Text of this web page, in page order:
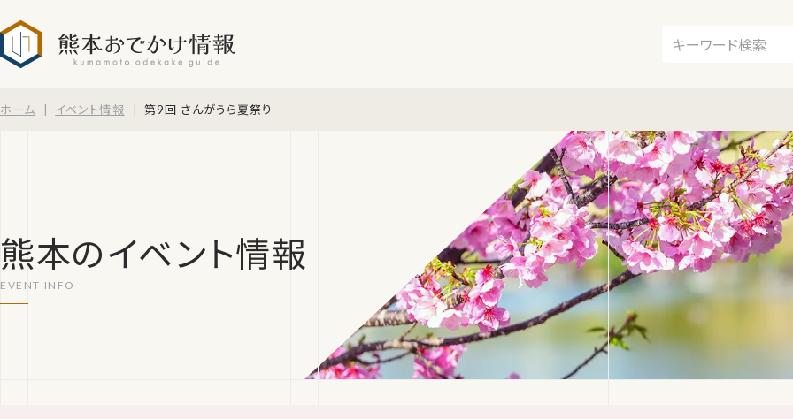
ホーム イベント情報 第9回 さんがうら夏祭り
熊本のイベント情報